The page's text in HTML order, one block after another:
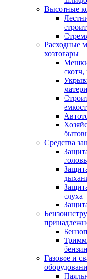
Высотные
Расходные
хозтовары
скотч,
Средства
слуха
Газовое и